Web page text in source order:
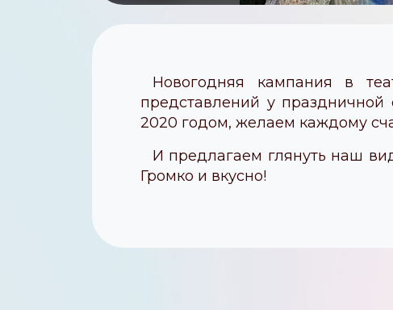
Новогодняя кампания в
представлений у
2020 годом, желаем каждому
И предлагаем глянуть наш
Громко и вкусно!